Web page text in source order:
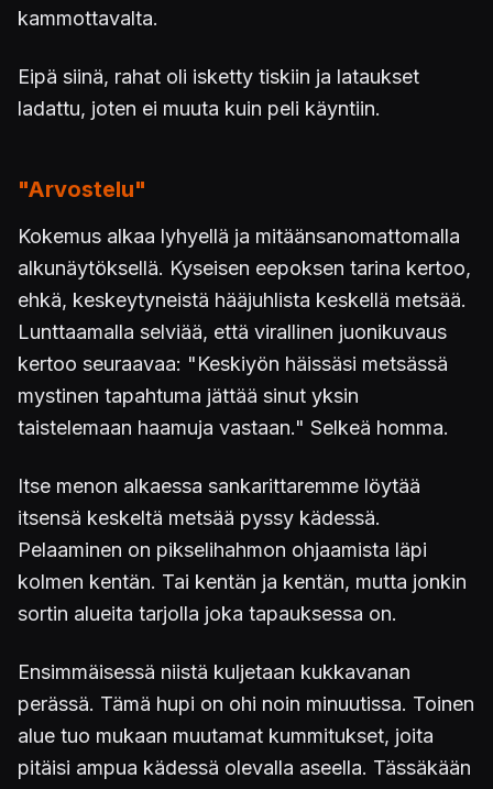
kammottavalta.
Eipä siinä, rahat oli isketty tiskiin ja lataukset
ladattu, joten ei muuta kuin peli käyntiin.
"Arvostelu"
Kokemus alkaa lyhyellä ja mitäänsanomattomalla
alkunäytöksellä. Kyseisen eepoksen tarina kertoo,
ehkä, keskeytyneistä hääjuhlista keskellä metsää.
Lunttaamalla selviää, että virallinen juonikuvaus
kertoo seuraavaa: "Keskiyön häissäsi metsässä
mystinen tapahtuma jättää sinut yksin
taistelemaan haamuja vastaan." Selkeä homma.
Itse menon alkaessa sankarittaremme löytää
itsensä keskeltä metsää pyssy kädessä.
Pelaaminen on pikselihahmon ohjaamista läpi
kolmen kentän. Tai kentän ja kentän, mutta jonkin
sortin alueita tarjolla joka tapauksessa on.
Ensimmäisessä niistä kuljetaan kukkavanan
perässä. Tämä hupi on ohi noin minuutissa. Toinen
alue tuo mukaan muutamat kummitukset, joita
pitäisi ampua kädessä olevalla aseella. Tässäkään